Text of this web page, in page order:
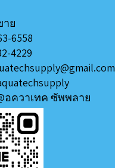
าย
6558
4229
อควาเทค ซัพพลาย